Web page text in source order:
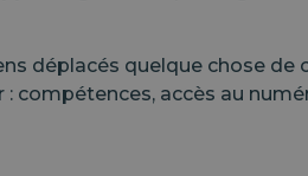
déplacés quelque chose de
compétences, accès au